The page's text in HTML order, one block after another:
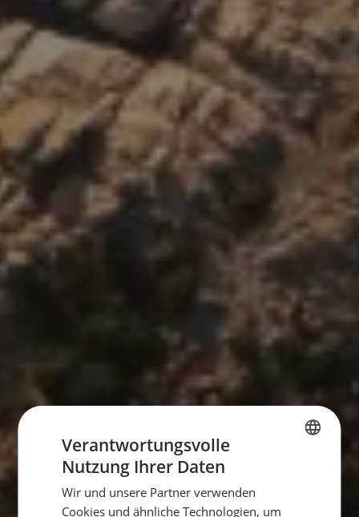
Verantwortungsvolle
Nutzung Ihrer Daten
Wir und unsere Partner verwenden
Cookies und ähnliche Technologien, um